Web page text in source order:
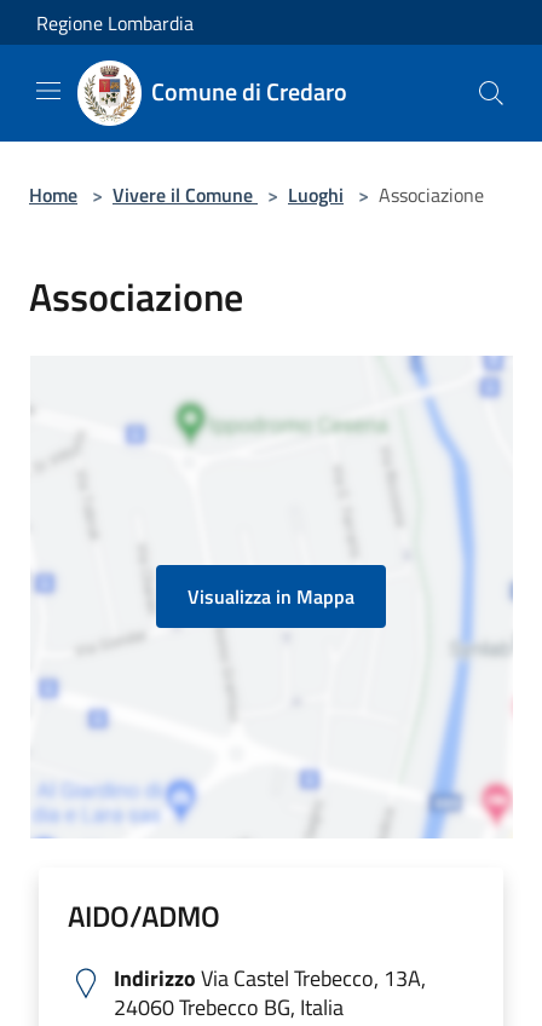
Salta al contenuto principale
Regione Lombardia
Comune di Credaro
Home > Vivere il Comune > Luoghi > Associazione
Associazione
Visualizza in Mappa
AIDO/ADMO
IndirizzoVia Castel Trebecco, 13A,
24060 Trebecco BG, Italia